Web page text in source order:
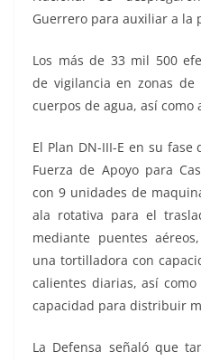
Guerrero para auxiliar a la
Los más de 33 mil 500
de vigilancia en zonas
cuerpos de agua, así como
El Plan DN-III-E en su
Fuerza de Apoyo para
con 9 unidades de
ala rotativa para el
mediante puentes
una tortilladora con
calientes diarias, así
capacidad para distribuir
La Defensa señaló que